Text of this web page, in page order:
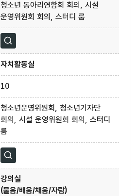
청소년 동아리연합회 회의, 시설
운영위원회 회의, 스터디 룸
자세히보기
자치활동실
10
청소년운영위원회, 청소년기자단
회의, 시설 운영위원회 회의, 스터디
룸
자세히보기
강의실
(물음/배움/채움/자람)